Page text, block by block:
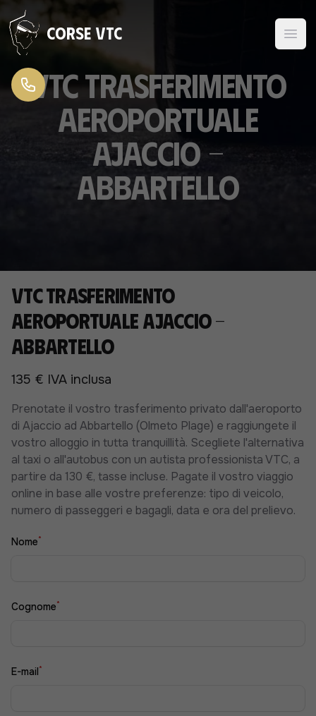
Vai al contenuto
Corse VTC
VTC Trasferimento
aeroportuale
Ajaccio -
Abbartello
VTC Trasferimento
aeroportuale Ajaccio -
Abbartello
135 € IVA inclusa
Prenotate il vostro trasferimento privato dall'aeroporto
di Ajaccio ad Abbartello (Olmeto Plage) e raggiungete il
vostro alloggio in tutta tranquillità. Scegliete l'alternativa
al taxi o all'autobus con un autista professionista VTC, a
partire da 130 €, tasse incluse. Pagate il vostro viaggio
online in base alle vostre preferenze: tipo di veicolo,
numero di passeggeri e bagagli, data e ora del prelievo.
Nome*
Cognome*
E-mail*